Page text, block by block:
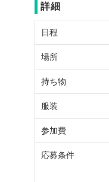
詳細
日程
場所
持ち物
服装
参加費
応募条件